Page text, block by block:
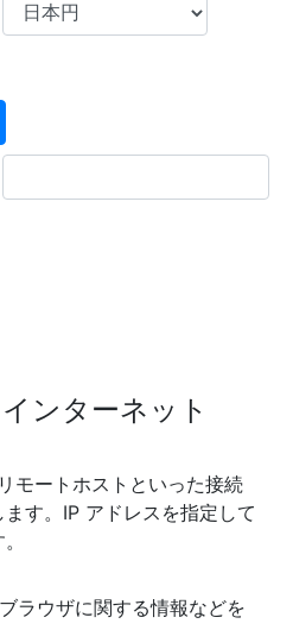
ンターネット
モートホストといった接続
す。IP アドレスを指定して
ラウザに関する情報などを